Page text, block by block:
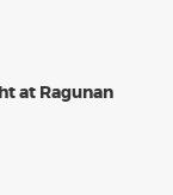
at Ragunan